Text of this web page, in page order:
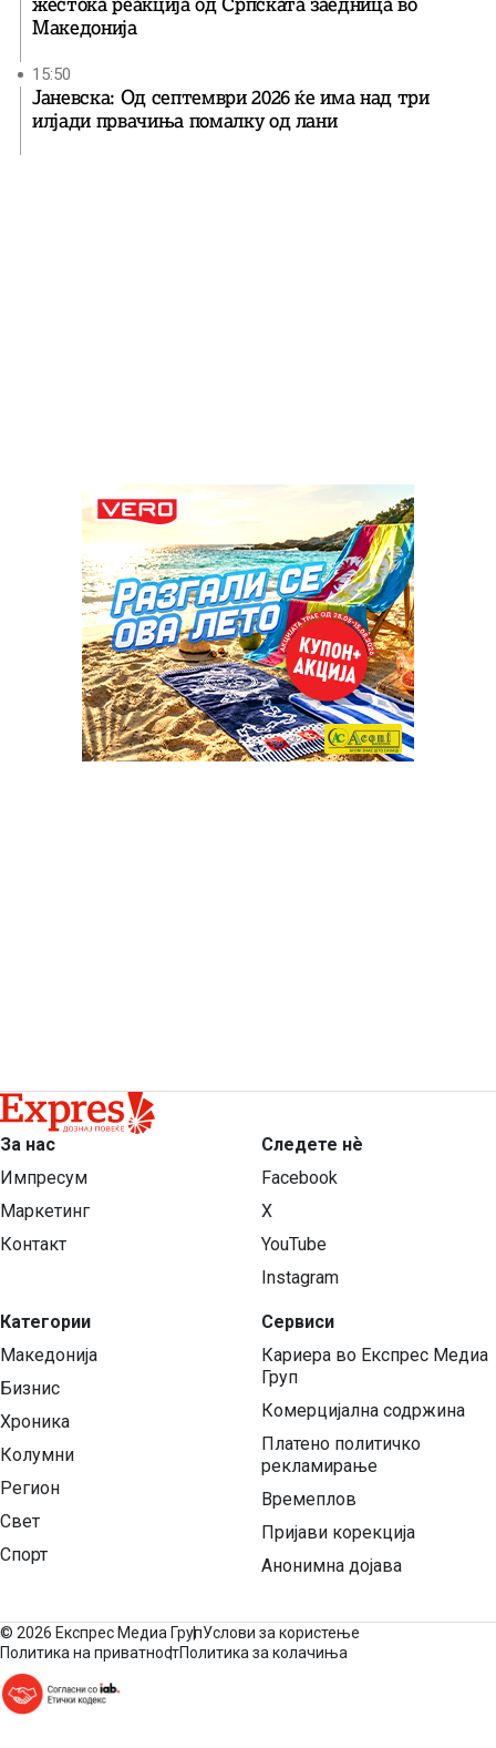
Македонија
15:50
Јаневска: Од септември 2026 ќе има над три
илјади првачиња помалку од лани
За нас
Импресум
Маркетинг
Контакт
Категории
Македонија
Бизнис
Хроника
Колумни
Регион
Свет
Спорт
Следете нѐ
Facebook
X
YouTube
Instagram
Сервиси
Кариера во Експрес Медиа
Груп
Комерцијална содржина
Платено политичко
рекламирање
Времеплов
Пријави корекција
Анонимна дојава
© 2026 Експрес Медиа ГрупУслови за користење
Политика на приватностПолитика за колачиња